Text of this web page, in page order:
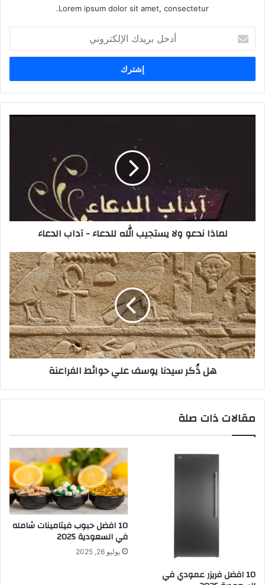
Lorem ipsum dolor sit amet, consectetur.
بريدك
الإلكتروني
لماذا ندعو ولا يستجيب الله للدعاء - آداب الدعاء
هل ذُكر سيدنا يوسف علي حوائط الفراعنة
مقالات ذات صلة
10 افضل فريزر عمودي​ في
10 افضل حبوب فيتامينات شامله​
في السعودية 2025
يوليو 26, 2025